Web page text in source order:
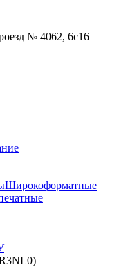
№ 4062, 6с16
Широкоформатные